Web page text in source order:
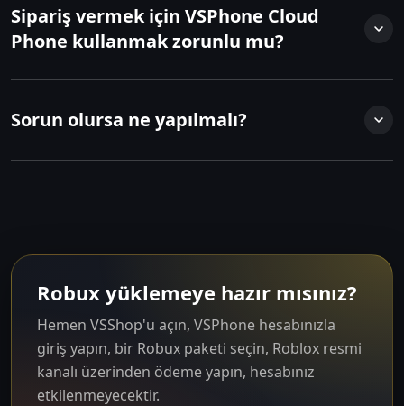
Sipariş vermek için VSPhone Cloud
Phone kullanmak zorunlu mu?
Sorun olursa ne yapılmalı?
Robux yüklemeye hazır mısınız?
Hemen VSShop'u açın, VSPhone hesabınızla
giriş yapın, bir Robux paketi seçin, Roblox resmi
kanalı üzerinden ödeme yapın, hesabınız
etkilenmeyecektir.